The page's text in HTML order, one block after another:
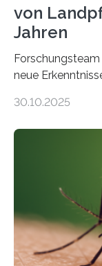
von
Jahren
neue
Landpflanzen
Grünalgen, die
lebten. Unter
die noch heute
Süßwasseralge
dieser Gruppe
mit
nächsten…
30.10.2025